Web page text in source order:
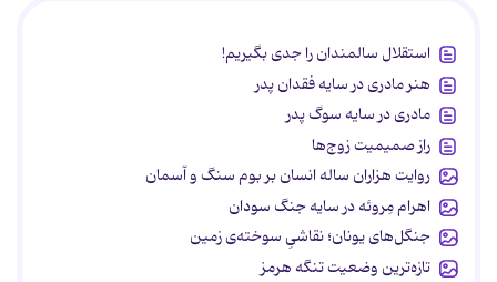
استقلال سالمندان را جدی بگیریم!
هنر مادری در سایه‌ فقدان پدر
مادری در سایه سوگ پدر
راز صمیمیت زوج‌ها
روایت هزاران ساله انسان بر بوم سنگ و آسمان
اهرام مِروئه در سایه جنگ سودان
جنگل‌های یونان؛ نقاشیِ سوخته‌ی زمین
تازه‌ترین وضعیت تنگه هرمز